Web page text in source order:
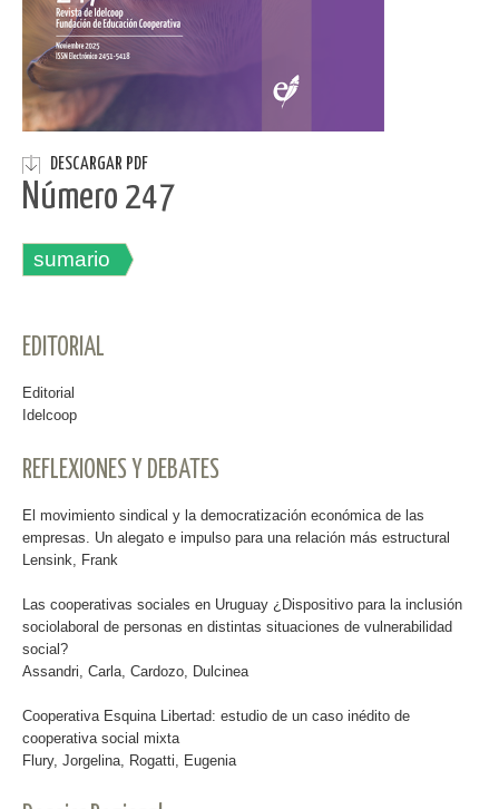
DESCARGAR PDF
Número 247
sumario
EDITORIAL
Editorial
Idelcoop
REFLEXIONES Y DEBATES
El movimiento sindical y la democratización económica de las
empresas. Un alegato e impulso para una relación más estructural
Lensink, Frank
Las cooperativas sociales en Uruguay ¿Dispositivo para la inclusión
sociolaboral de personas en distintas situaciones de vulnerabilidad
social?
Assandri, Carla, Cardozo, Dulcinea
Cooperativa Esquina Libertad: estudio de un caso inédito de
cooperativa social mixta
Flury, Jorgelina, Rogatti, Eugenia